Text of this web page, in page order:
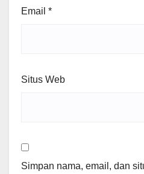
Email *
Situs Web
Simpan nama, email, dan